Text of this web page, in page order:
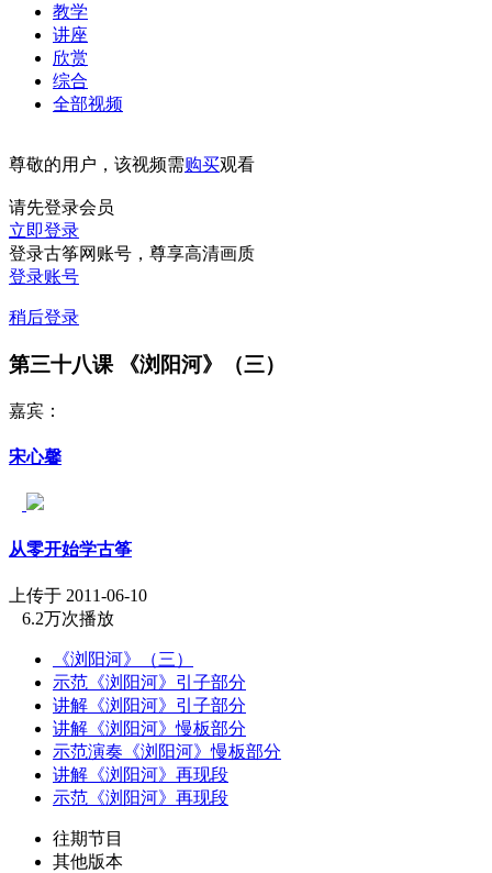
教学
讲座
欣赏
综合
全部视频
尊敬的用户，该视频需购买观看
请先登录会员
立即登录
登录古筝网账号，尊享高清画质
登录账号
稍后登录
第三十八课 《浏阳河》（三）
嘉宾：
宋心馨
从零开始学古筝
上传于 2011-06-10
6.2万次播放
《浏阳河》（三）
示范《浏阳河》引子部分
讲解《浏阳河》引子部分
讲解《浏阳河》慢板部分
示范演奏《浏阳河》慢板部分
讲解《浏阳河》再现段
示范《浏阳河》再现段
往期节目
其他版本